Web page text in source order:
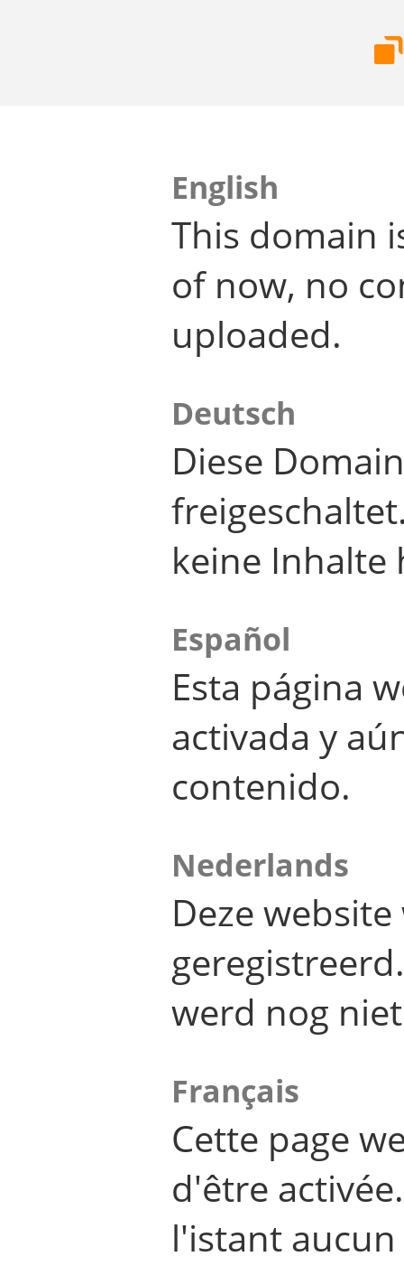
English
This domain
of now, no
uploaded.
Deutsch
Diese
keine Inhalte
Español
Esta página
activada y
contenido.
Nederlands
Deze
werd nog
Français
Cette page
d'être
l'istant